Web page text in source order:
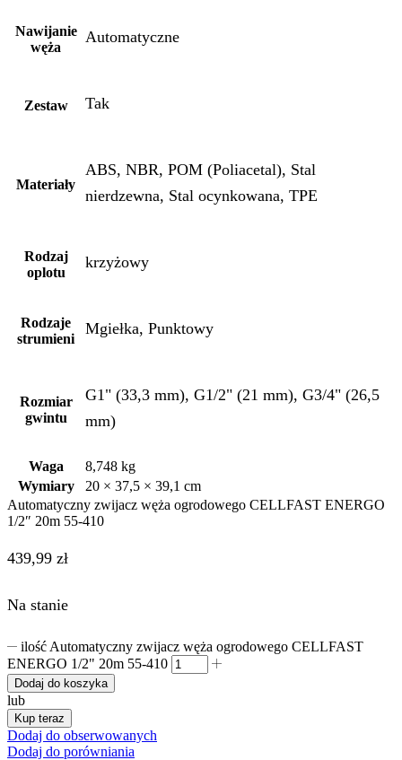
Nawijanie
węża
Automatyczne
Zestaw Tak
Materiały
ABS, NBR, POM (Poliacetal), Stal
nierdzewna, Stal ocynkowana, TPE
Rodzaj
oplotu
krzyżowy
Rodzaje
strumieni
Mgiełka, Punktowy
Rozmiar
gwintu
G1" (33,3 mm), G1/2" (21 mm), G3/4" (26,5
mm)
Waga
8,748 kg
Wymiary
20 × 37,5 × 39,1 cm
Automatyczny zwijacz węża ogrodowego CELLFAST ENERGO
1/2″ 20m 55-410
439,99 zł
Na stanie
ilość Automatyczny zwijacz węża ogrodowego CELLFAST
ENERGO 1/2" 20m 55-410
Dodaj do koszyka
lub
Kup teraz
Dodaj do obserwowanych
Dodaj do porówniania